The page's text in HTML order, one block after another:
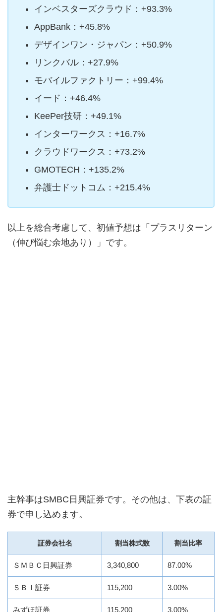
インベスターズクラウド：+93.3%
AppBank：+45.8%
デザインワン・ジャパン：+50.9%
リンクバル：+27.9%
モバイルファクトリー：+99.4%
イード：+46.4%
KeePer技研：+49.1%
インターワークス：+16.7%
クラウドワークス：+73.2%
GMOTECH：+135.2%
弁護士ドットコム：+215.4%
以上を総合考慮して、初値予想は「プラスリターン
（伸び悩む余地あり）」です。
主幹事はSMBC日興証券です。その他は、下表の証
券で申し込めます。
証券会社名 割当株式数 割当比率
ＳＭＢＣ日興証券 3,340,800 87.00%
ＳＢＩ証券 115,200 3.00%
みずほ証券 115,200 3.00%